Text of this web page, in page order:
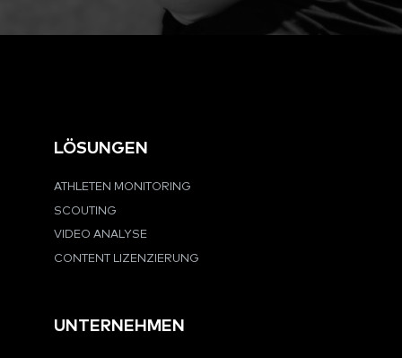
LÖSUNGEN
ATHLETEN MONITORING
SCOUTING
VIDEO ANALYSE
CONTENT LIZENZIERUNG
UNTERNEHMEN